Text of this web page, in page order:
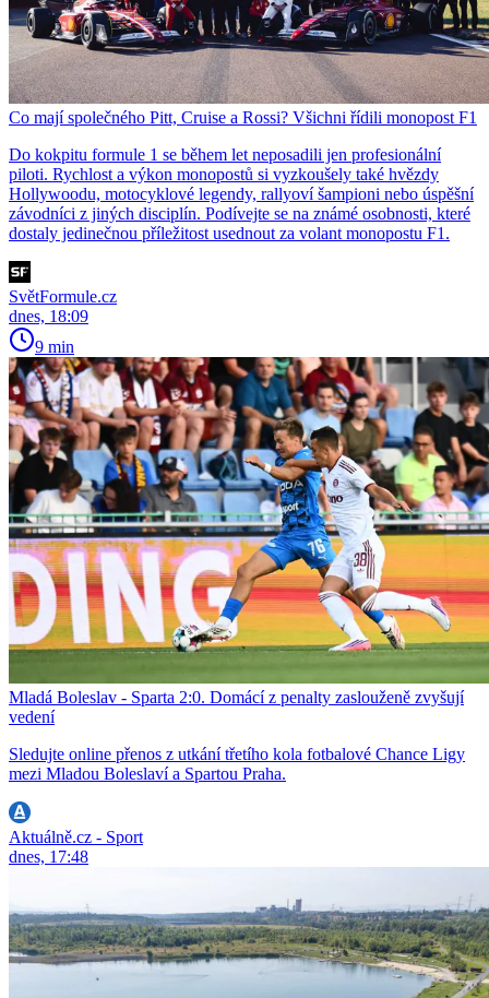
Co mají společného Pitt, Cruise a Rossi? Všichni řídili monopost F1
Do kokpitu formule 1 se během let neposadili jen profesionální
piloti. Rychlost a výkon monopostů si vyzkoušely také hvězdy
Hollywoodu, motocyklové legendy, rallyoví šampioni nebo úspěšní
závodníci z jiných disciplín. Podívejte se na známé osobnosti, které
dostaly jedinečnou příležitost usednout za volant monopostu F1.
SvětFormule.cz
dnes, 18:09
9 min
Mladá Boleslav - Sparta 2:0. Domácí z penalty zaslouženě zvyšují
vedení
Sledujte online přenos z utkání třetího kola fotbalové Chance Ligy
mezi Mladou Boleslaví a Spartou Praha.
Aktuálně.cz - Sport
dnes, 17:48